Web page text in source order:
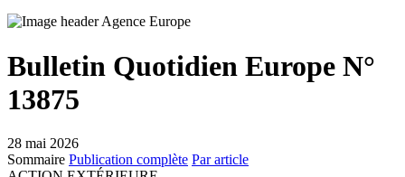
Bulletin Quotidien Europe N°
13875
28 mai 2026
Sommaire Publication complète Par article